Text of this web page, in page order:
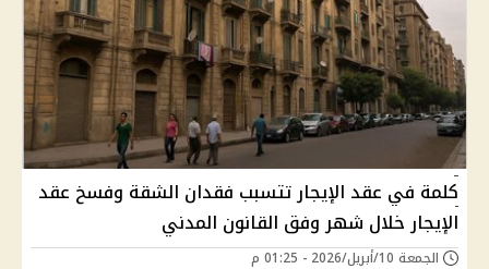
كلمة في عقد الإيجار تتسبب فقدان الشقة وفسخ عقد
الإيجار خلال شهر وفق القانون المدني
الجمعة 10/أبريل/2026 - 01:25 م